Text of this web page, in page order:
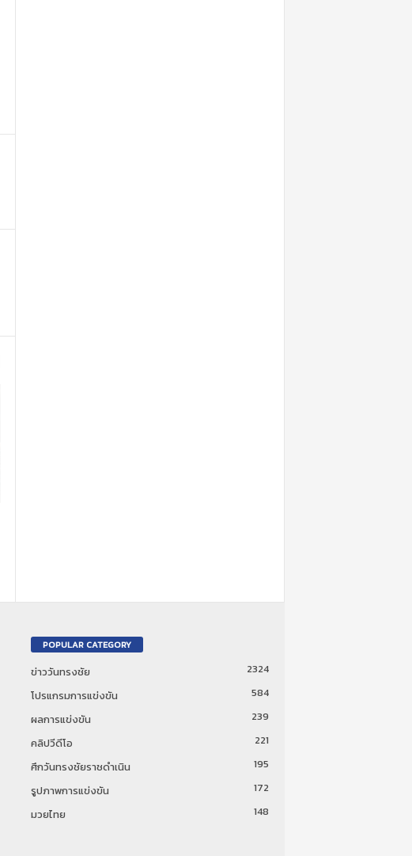
POPULAR CATEGORY
ข่าววันทรงชัย
2324
โปรแกรมการแข่งขัน
584
ผลการแข่งขัน
239
คลิปวีดีโอ
221
ศึกวันทรงชัยราชดำเนิน
195
รูปภาพการแข่งขัน
172
มวยไทย
148